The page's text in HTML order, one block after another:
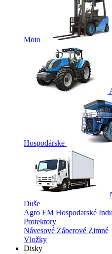
Moto
Hospodárske
Duše
Agro EM Hospodarské
Protektory
Návesové Záberové Zimné
Vložky
Disky